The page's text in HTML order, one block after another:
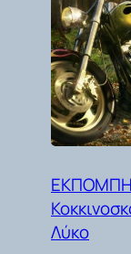
ΕΚΠΟΜΠΗ
Λύκο